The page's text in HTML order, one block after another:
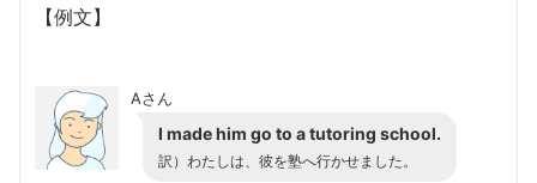
【例文】
Aさん
I made him go to a tutoring school.
訳）わたしは、彼を塾へ行かせました。